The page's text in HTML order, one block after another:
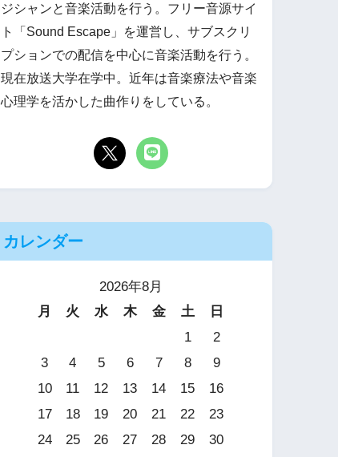
ジシャンと音楽活動を行う。フリー音源サイ
ト「Sound Escape」を運営し、サブスクリ
プションでの配信を中心に音楽活動を行う。
現在放送大学在学中。近年は音楽療法や音楽
心理学を活かした曲作りをしている。
カレンダー
2026年8月
月
火 水 木 金 土
日
1
2
3
4 5 6 7 8
9
10
11 12 13 14 15
16
17
18 19 20 21 22
23
24
25 26 27 28 29
30